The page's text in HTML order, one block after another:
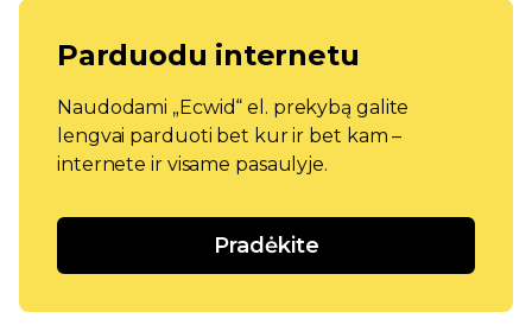
Parduodu internetu
Naudodami „Ecwid“ el. prekybą galite
lengvai parduoti bet kur ir bet kam –
internete ir visame pasaulyje.
Pradėkite